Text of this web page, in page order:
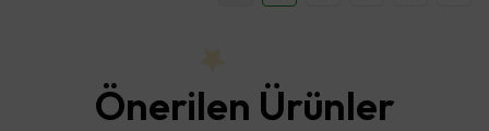
Önerilen Ürünler